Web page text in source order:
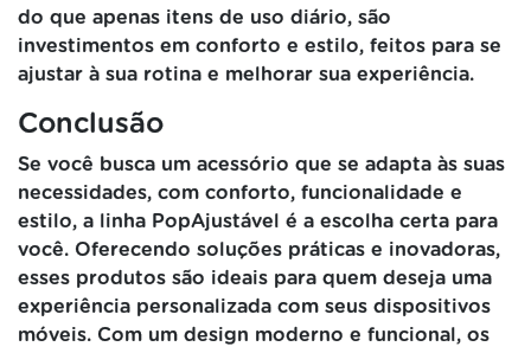
do que apenas itens de uso diário, são
investimentos em conforto e estilo, feitos para se
ajustar à sua rotina e melhorar sua experiência.
Conclusão
Se você busca um acessório que se adapta às suas
necessidades, com conforto, funcionalidade e
estilo, a linha PopAjustável é a escolha certa para
você. Oferecendo soluções práticas e inovadoras,
esses produtos são ideais para quem deseja uma
experiência personalizada com seus dispositivos
móveis. Com um design moderno e funcional, os